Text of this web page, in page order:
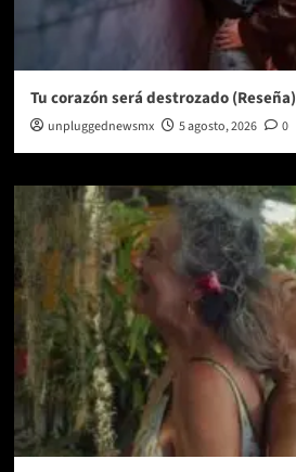
Tu corazón será destrozado (Reseña)
unpluggednewsmx 5 agosto, 2026 0